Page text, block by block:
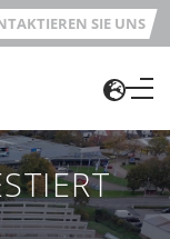
SIE UNS